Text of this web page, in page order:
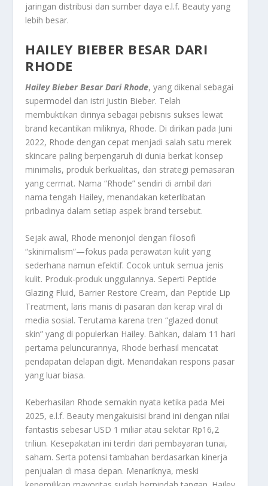
jaringan distribusi dan sumber daya e.l.f. Beauty yang
lebih besar.
HAILEY BIEBER BESAR DARI
RHODE
Hailey Bieber Besar Dari Rhode, yang dikenal sebagai
supermodel dan istri Justin Bieber. Telah
membuktikan dirinya sebagai pebisnis sukses lewat
brand kecantikan miliknya, Rhode. Di dirikan pada Juni
2022, Rhode dengan cepat menjadi salah satu merek
skincare paling berpengaruh di dunia berkat konsep
minimalis, produk berkualitas, dan strategi pemasaran
yang cermat. Nama “Rhode” sendiri di ambil dari
nama tengah Hailey, menandakan keterlibatan
pribadinya dalam setiap aspek brand tersebut.
Sejak awal, Rhode menonjol dengan filosofi
“skinimalism”—fokus pada perawatan kulit yang
sederhana namun efektif. Cocok untuk semua jenis
kulit. Produk-produk unggulannya. Seperti Peptide
Glazing Fluid, Barrier Restore Cream, dan Peptide Lip
Treatment, laris manis di pasaran dan kerap viral di
media sosial. Terutama karena tren “glazed donut
skin” yang di populerkan Hailey. Bahkan, dalam 11 hari
pertama peluncurannya, Rhode berhasil mencatat
pendapatan delapan digit. Menandakan respons pasar
yang luar biasa.
Keberhasilan Rhode semakin nyata ketika pada Mei
2025, e.l.f. Beauty mengakuisisi brand ini dengan nilai
fantastis sebesar USD 1 miliar atau sekitar Rp16,2
triliun. Kesepakatan ini terdiri dari pembayaran tunai,
saham. Serta potensi tambahan berdasarkan kinerja
penjualan di masa depan. Menariknya, meski